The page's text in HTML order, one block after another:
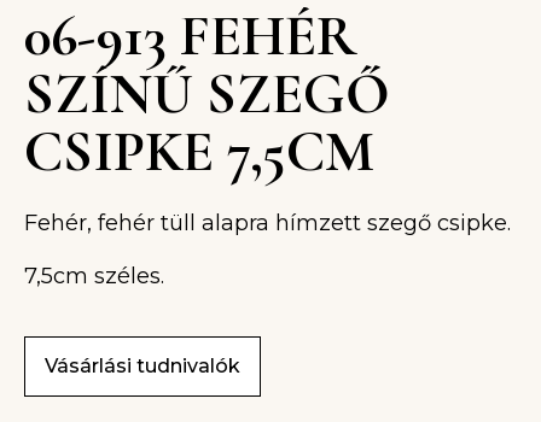
06-913 FEHÉR
SZÍNŰ SZEGŐ
CSIPKE 7,5CM
Fehér, fehér tüll alapra hímzett szegő csipke.
7,5cm széles.
Vásárlási tudnivalók